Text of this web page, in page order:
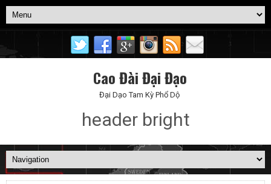
Cao Đài Đại Đạo
Đại Dạo Tam Kỳ Phổ Dộ
header bright